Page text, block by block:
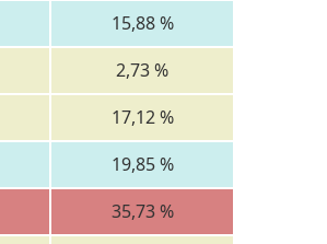
15,88 %
2,73 %
17,12 %
19,85 %
35,73 %